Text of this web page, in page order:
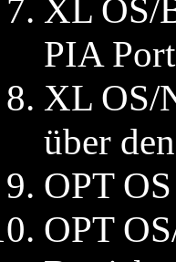
XL OS/
PIA
XL OS/
über
OPT
OPT